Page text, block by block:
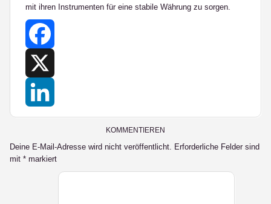
mit ihren Instrumenten für eine stabile Währung zu sorgen.
Facebook
KOMMENTIEREN
Deine E-Mail-Adresse wird nicht veröffentlicht. Erforderliche Felder sind
mit * markiert